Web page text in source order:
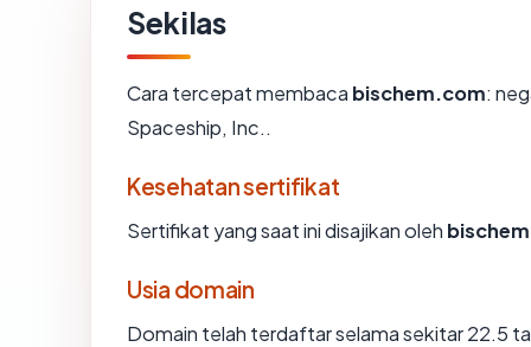
Sekilas
Cara tercepat membaca bischem.com:
Spaceship, Inc..
Kesehatan sertifikat
Sertifikat yang saat ini disajikan oleh
Usia domain
Domain telah terdaftar selama sekitar 22.5